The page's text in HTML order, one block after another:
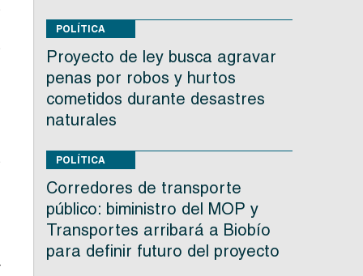
POLÍTICA
Proyecto de ley busca agravar
penas por robos y hurtos
cometidos durante desastres
naturales
POLÍTICA
Corredores de transporte
público: biministro del MOP y
Transportes arribará a Biobío
para definir futuro del proyecto